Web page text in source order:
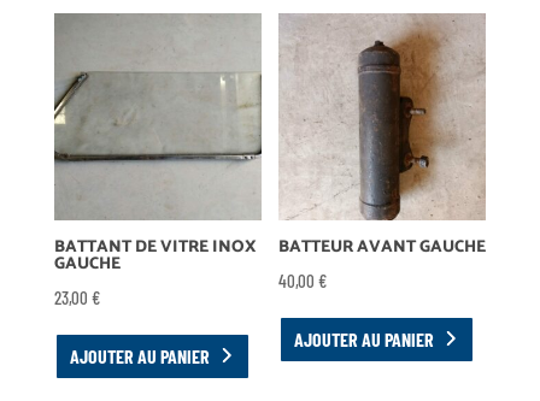
BATTANT DE VITRE INOX
GAUCHE
23,00 €
AJOUTER AU PANIER
BATTEUR AVANT GAUCHE
40,00€
AJOUTER AU PANIER